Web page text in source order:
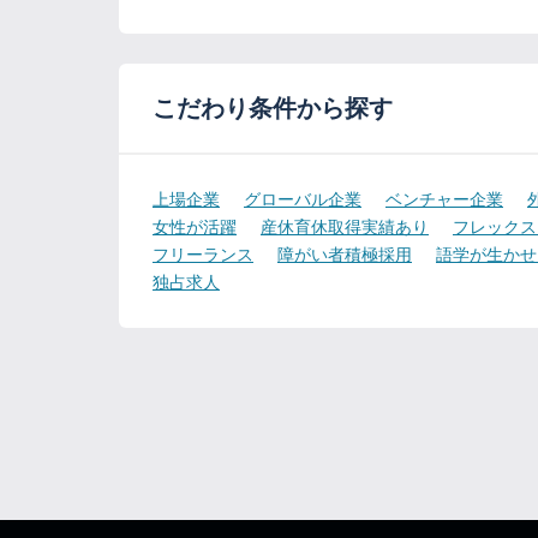
こだわり条件から探す
上場企業 グローバル企業 ベンチャー企業
女性が活躍
産休育休取得実績あり
フレック
フリーランス
障がい者積極採用
語学が生か
独占求人